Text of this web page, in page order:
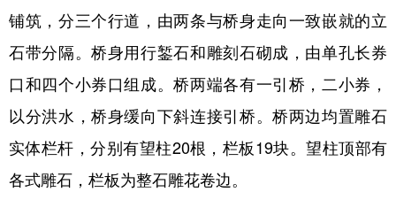
多语种频道
English Español Français عربى
Deutsch Português
铺筑，分三个行道，由两条与桥身走向一致嵌就的立
石带分隔。桥身用行錾石和雕刻石砌成，由单孔长券
口和四个小券口组成。桥两端各有一引桥，二小券，
以分洪水，桥身缓向下斜连接引桥。桥两边均置雕石
实体栏杆，分别有望柱20根，栏板19块。望柱顶部有
各式雕石，栏板为整石雕花卷边。